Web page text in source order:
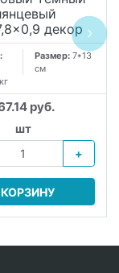
декор
Размер: 7*13
см
руб.
шт
+
КОРЗИНУ